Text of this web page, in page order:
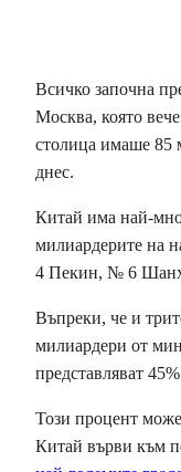
Всичко започна
Москва, която
столица имаше 85
днес.
Китай има най-
милиардерите на
4 Пекин, № 6
Въпреки, че и
милиардери от
представляват
Този процент
Китай върви към